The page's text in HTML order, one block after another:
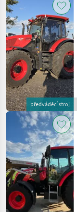
VYBRAT
KATEGORII
Zetor
John Deere
Fendt
New Holland
Steyr
Claas
Zobrazit
všech
48
MODEL
předváděcí stroj